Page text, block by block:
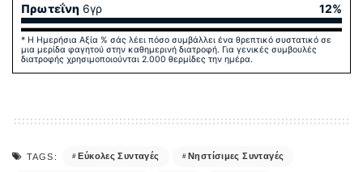
Πρωτεΐνη 6γρ 12%
* Η Ημερήσια Αξία % σάς λέει πόσο συμβάλλει ένα θρεπτικό συστατικό σε
μια μερίδα φαγητού στην καθημερινή διατροφή. Για γενικές συμβουλές
διατροφής χρησιμοποιούνται 2.000 θερμίδες την ημέρα.
TAGS: Εύκολες Συνταγές Νηστίσιμες Συνταγές